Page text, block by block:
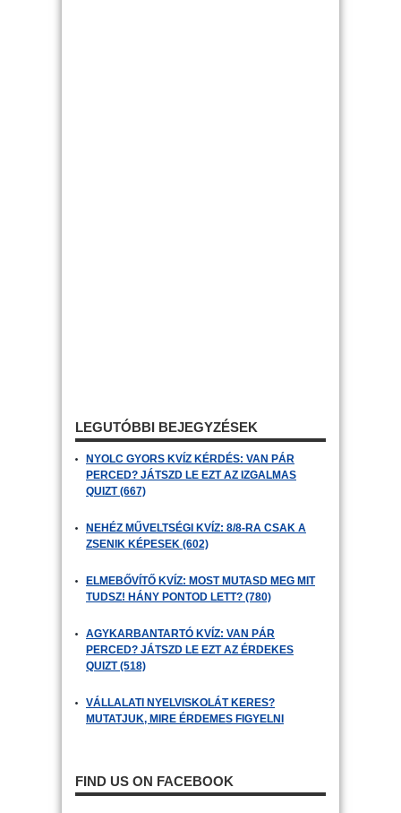
LEGUTÓBBI BEJEGYZÉSEK
NYOLC GYORS KVÍZ KÉRDÉS: VAN PÁR
PERCED? JÁTSZD LE EZT AZ IZGALMAS
QUIZT (667)
NEHÉZ MŰVELTSÉGI KVÍZ: 8/8-RA CSAK A
ZSENIK KÉPESEK (602)
ELMEBŐVÍTŐ KVÍZ: MOST MUTASD MEG MIT
TUDSZ! HÁNY PONTOD LETT? (780)
AGYKARBANTARTÓ KVÍZ: VAN PÁR
PERCED? JÁTSZD LE EZT AZ ÉRDEKES
QUIZT (518)
VÁLLALATI NYELVISKOLÁT KERES?
MUTATJUK, MIRE ÉRDEMES FIGYELNI
FIND US ON FACEBOOK